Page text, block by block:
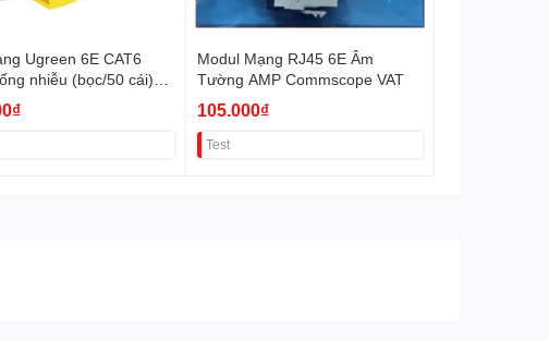
Ugreen 6E CAT6
nhiễu (bọc/50 cái)
8%
Modul Mạng RJ45 6E Âm
Tường AMP Commscope VAT
105.000₫
Test